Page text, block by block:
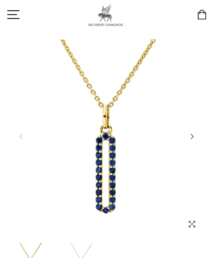
ANTWERP DIAMONDS LUXURY COLLECTION
3D TRAURINGKONFIGURATION